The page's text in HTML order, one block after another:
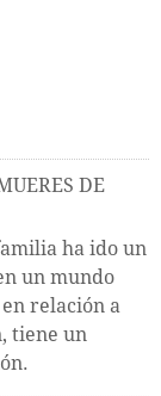
DE
ha ido un
un mundo
relación a
tiene un